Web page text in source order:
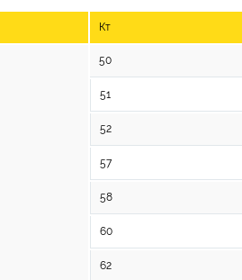
Кт
50
51
52
57
58
60
62